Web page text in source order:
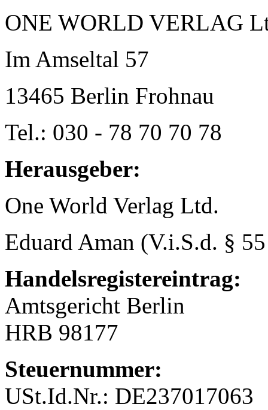
ONE WORLD VERLAG
Im Amseltal 57
13465 Berlin Frohnau
Tel.: 030 - 78 70 70 78
Herausgeber:
One World Verlag Ltd.
Eduard Aman (V.i.S.d. §
Handelsregistereintrag:
Amtsgericht Berlin
HRB 98177
Steuernummer:
USt.Id.Nr.: DE237017063